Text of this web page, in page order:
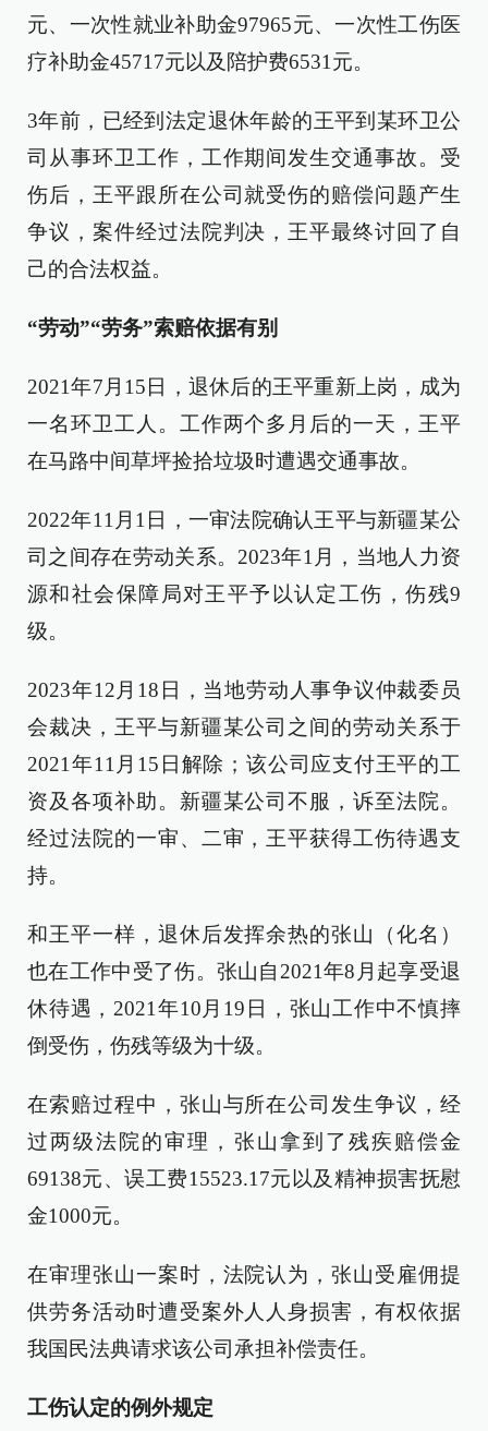
元、一次性就业补助金97965元、一次性工伤医
疗补助金45717元以及陪护费6531元。
3年前，已经到法定退休年龄的王平到某环卫公
司从事环卫工作，工作期间发生交通事故。受
伤后，王平跟所在公司就受伤的赔偿问题产生
争议，案件经过法院判决，王平最终讨回了自
己的合法权益。
“劳动”“劳务”索赔依据有别
2021年7月15日，退休后的王平重新上岗，成为
一名环卫工人。工作两个多月后的一天，王平
在马路中间草坪捡拾垃圾时遭遇交通事故。
2022年11月1日，一审法院确认王平与新疆某公
司之间存在劳动关系。2023年1月，当地人力资
源和社会保障局对王平予以认定工伤，伤残9
级。
2023年12月18日，当地劳动人事争议仲裁委员
会裁决，王平与新疆某公司之间的劳动关系于
2021年11月15日解除；该公司应支付王平的工
资及各项补助。新疆某公司不服，诉至法院。
经过法院的一审、二审，王平获得工伤待遇支
持。
和王平一样，退休后发挥余热的张山（化名）
也在工作中受了伤。张山自2021年8月起享受退
休待遇，2021年10月19日，张山工作中不慎摔
倒受伤，伤残等级为十级。
在索赔过程中，张山与所在公司发生争议，经
过两级法院的审理，张山拿到了残疾赔偿金
69138元、误工费15523.17元以及精神损害抚慰
金1000元。
在审理张山一案时，法院认为，张山受雇佣提
供劳务活动时遭受案外人人身损害，有权依据
我国民法典请求该公司承担补偿责任。
工伤认定的例外规定